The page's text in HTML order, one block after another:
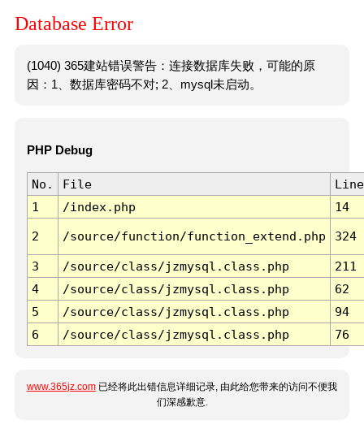
Database Error
(1040) 365建站错误警告：连接数据库失败，可能的原
因：1、数据库密码不对; 2、mysql未启动。
PHP Debug
No. File
Line
1
/index.php 14
2 /source/function/function_extend.php 324
3 /source/class/jzmysql.class.php
211
4
/source/class/jzmysql.class.php
62
5
/source/class/jzmysql.class.php
94
6
/source/class/jzmysql.class.php 76
www.365jz.com 已经将此出错信息详细记录, 由此给您带来的访问不便我
们深感歉意.